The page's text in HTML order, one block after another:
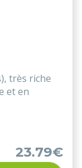
très riche
et en
23.79€